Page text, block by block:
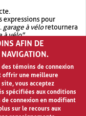
expressions pour
garage à véloretournera
à vélo".
OR.garage OR vélo
garage à vélo
AFIN DE
NAVIGATION.
témoins de connexion
offrir une meilleure
vous acceptez
spécifiées aux conditions
connexion en modifiant
sur le recours aux